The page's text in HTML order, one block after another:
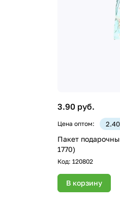
3.90 руб.
Цена оптом:
Пакет
1770)
Код: 120802
В корзину